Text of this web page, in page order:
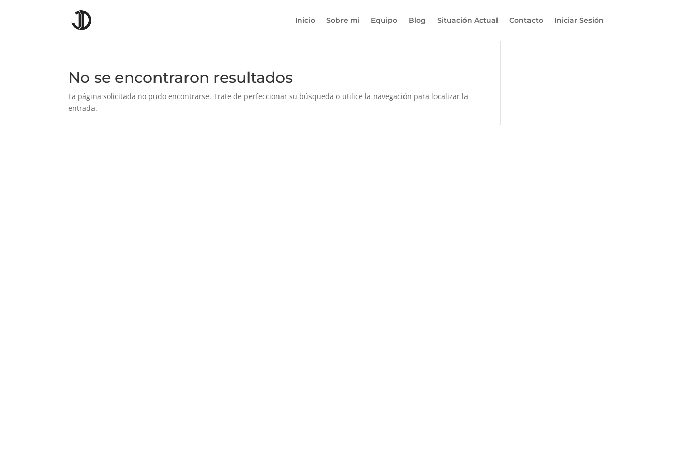
Inicio Sobre mi Equipo Blog Situación Actual Contacto Iniciar Sesión
No se encontraron resultados
La página solicitada no pudo encontrarse. Trate de perfeccionar su búsqueda o utilice la navegación para localizar la
entrada.